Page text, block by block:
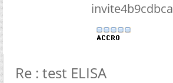
invite4b9cdbca
Re : test ELISA